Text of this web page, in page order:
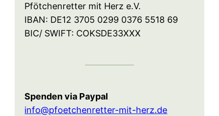
Pfötchenretter mit Herz e.V.
IBAN: DE12 3705 0299 0376 5518 69
BIC/ SWIFT: COKSDE33XXX
Spenden via Paypal
info@pfoetchenretter-mit-herz.de